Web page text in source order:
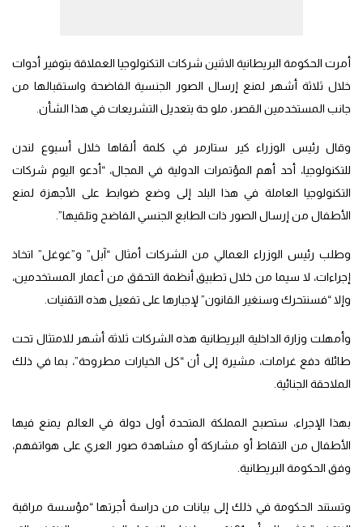
أمرت الحكومة البريطانية الاثنين شركات التكنولوجيا العملاقة بتوفير أدوات
خلال ثلاثة أشهر لمنع إرسال الصور الجنسية الفاضحة واستقبالها من
جانب المستخدمين القصر، ملو حة بتعديل التشريعات في هذا الشأن.
وقال رئيس الوزراء كير ستارمر في كلمة ألقاها خلال أسبوع لندن
للتكنولوجيا، أحد أهم المؤتمرات الدولية في المجال، “أدعو اليوم شركات
التكنولوجيا العاملة في هذا البلد إلى وضع ضوابط على الأجهزة لمنع
الأطفال من إرسال الصور ذات الطابع الجنسي الفاضح وتلقيها”.
وطلب رئيس الوزراء العمالي من الشركات أمثال “آبل” و”غوغل” اتخاذ
إجراءات، لا سيما من خلال تطبيق أنظمة التحقق من أعمار المستخدمين،
وإلا “فسنتحرك وسنغير القانون” لإجبارها على تفعيل هذه التقنيات.
وأمهلت وزارة الداخلية البريطانية هذه الشركات ثلاثة أشهر للامتثال تحت
طائلة دفع غرامات، مشيرة إلى أن “كل الخيارات مطروحة”، بما في ذلك
الملاحقة الجنائية.
بهذا الإجراء، ستصبح المملكة المتحدة أول دولة في العالم يمنع فيها
الأطفال من التقاط أو مشاركة أو مشاهدة صور العري على هواتفهم،
وفق الحكومة البريطانية.
وتستند الحكومة في ذلك إلى بيانات من دراسة أجرتها “مؤسسة مراقبة